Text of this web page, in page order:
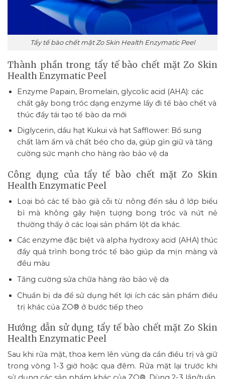
Tẩy tế bào chết mặt Zo Skin Health Enzymatic Peel
Thành phần trong tẩy tế bào chết mặt Zo Skin
Health Enzymatic Peel
Enzyme Papain, Bromelain, glycolic acid (AHA): các
chất gây bong tróc dạng enzyme lấy đi tế bào chết và
thúc đẩy tái tạo tế bào da mới
Diglycerin, dầu hạt Kukui và hạt Safflower: Bổ sung
chất làm ẩm và chất béo cho da, giúp gìn giữ và tăng
cường sức mạnh cho hàng rào bảo vệ da
Công dụng của tẩy tế bào chết mặt Zo Skin
Health Enzymatic Peel
Loại bỏ các tế bào già cỗi từ nông đến sâu ở lớp biểu
bì mà không gây hiện tượng bong tróc và nứt nẻ
thường thấy ở các loại sản phẩm lột da khác.
Các enzyme đặc biệt và alpha hydroxy acid (AHA) thúc
đẩy quá trình bong tróc tế bào giúp da mịn màng và
đều màu
Tăng cường sửa chữa hàng rào bảo vệ da
Chuẩn bị da để sử dụng hết lợi ích các sản phẩm điều
trị khác của ZO® ở bước tiếp theo
Hướng dẫn sử dụng tẩy tế bào chết mặt Zo Skin
Health Enzymatic Peel
Sau khi rửa mặt, thoa kem lên vùng da cần điều trị và giữ
trong vòng 1-3 giờ hoặc qua đêm. Rửa mặt lại trước khi